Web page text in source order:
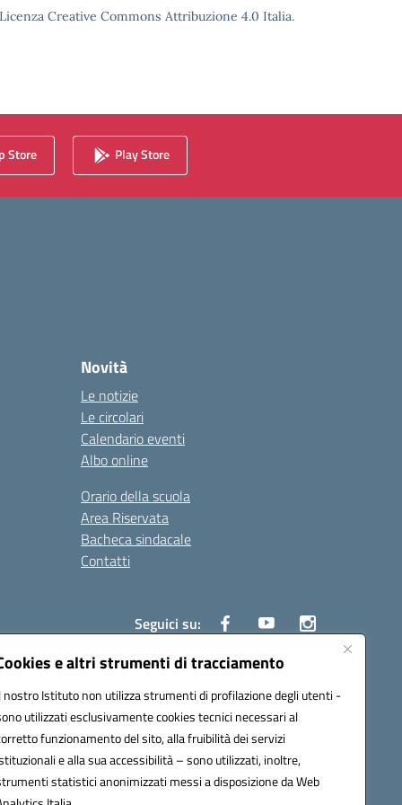
e altri strumenti di tracciamento
nostro Istituto non utilizza strumenti di profilazione degli utenti -
utilizzati esclusivamente cookies tecnici necessari al
funzionamento del sito, alla fruibilità dei servizi
e alla sua accessibilità – sono utilizzati, inoltre,
statistici anonimizzati messi a disposizione da Web
Creative Commons Attribuzione 4.0 Italia.
Store Play Store
Novità
Le notizie
Le circolari
Calendario eventi
Albo online
Orario della scuola
Area Riservata
Bacheca sindacale
Contatti
Seguici su: